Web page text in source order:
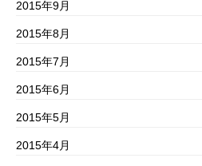
2015年9月
2015年8月
2015年7月
2015年6月
2015年5月
2015年4月